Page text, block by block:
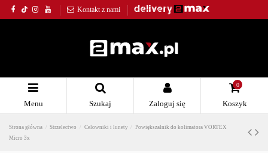
Kontakt z nami
Menu Szukaj Zaloguj się
0
Koszyk
Strona główna Strzelectwo Celowniki i lunety
Powiększalnik do kolimatora VORTEX
Micro 3x